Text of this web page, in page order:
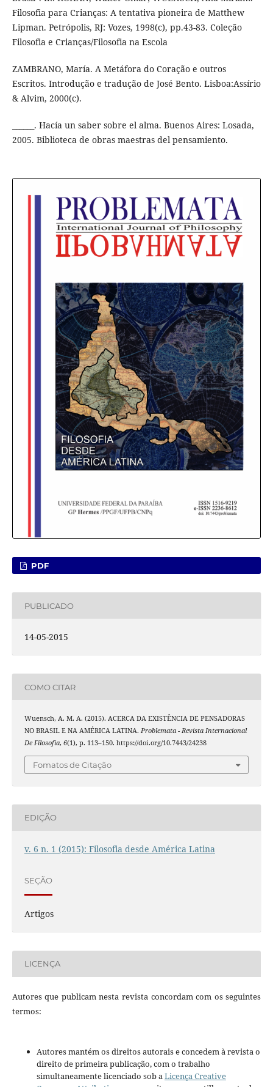
Filosofia para Crianças: A tentativa pioneira de Matthew
Lipman. Petrópolis, RJ: Vozes, 1998(c), pp.43-83. Coleção
Filosofia e Crianças/Filosofia na Escola
ZAMBRANO, María. A Metáfora do Coração e outros
Escritos. Introdução e tradução de José Bento. Lisboa:Assírio
& Alvim, 2000(c).
______. Hacía un saber sobre el alma. Buenos Aires: Losada,
2005. Biblioteca de obras maestras del pensamiento.
PDF
PUBLICADO
14-05-2015
COMO CITAR
Wuensch, A. M. A. (2015). ACERCA DA EXISTÊNCIA DE PENSADORAS
NO BRASIL E NA AMÉRICA LATINA. Problemata - Revista Internacional
De Filosofia, 6(1), p. 113–150. https://doi.org/10.7443/24238
Fomatos de Citação
EDIÇÃO
v. 6 n. 1 (2015): Filosofia desde América Latina
SEÇÃO
Artigos
LICENÇA
Autores que publicam nesta revista concordam com os seguintes
termos:
Autores mantém os direitos autorais e concedem à revista o
direito de primeira publicação, com o trabalho
simultaneamente licenciado sob aLicença Creative